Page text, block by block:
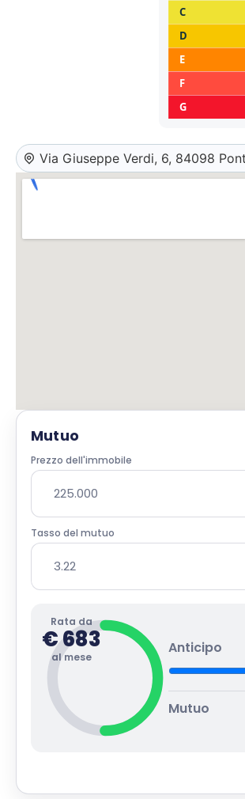
C
D
E
F
G
Via Giuseppe Verdi, 6, 84098
Mutuo
Prezzo dell'immobile
Tasso del mutuo
Rata da
€683
al mese
Anticipo
Mutuo